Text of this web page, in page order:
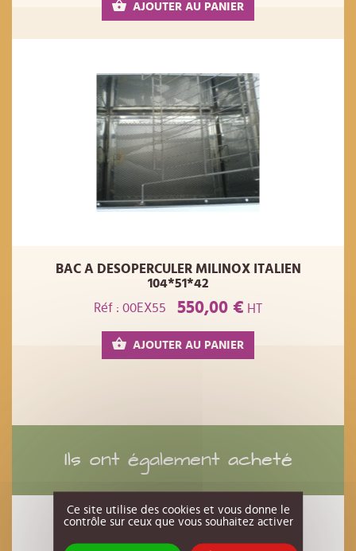
AJOUTER AU PANIER
BAC A DESOPERCULER MILINOX ITALIEN
104*51*42
Réf : 00EX55
550,00 € HT
AJOUTER AU PANIER
Ils ont également acheté
Ce site utilise des cookies et vous donne le
contrôle sur ceux que vous souhaitez activer